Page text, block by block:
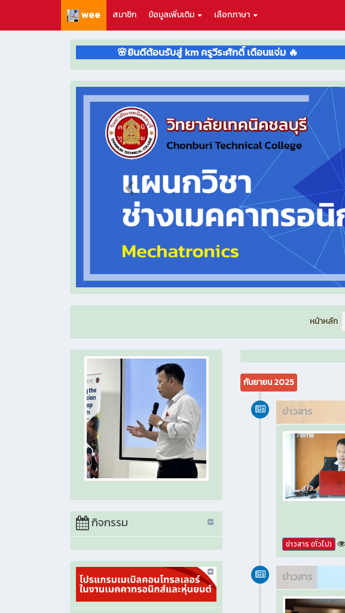
wee สมาชิก ข้อมูลเพิ่มเติม เลือกภาษา
🌸ยินดีต้อนรับสู่ km ครูวีระศักดิ์ เดือนแจ่ม 🔥
หน้าหลัก
กิจกรรม
กันยายน 2025
ข่าวสาร
ข่าวสาร (ทั่วไป)
ข่าวสาร